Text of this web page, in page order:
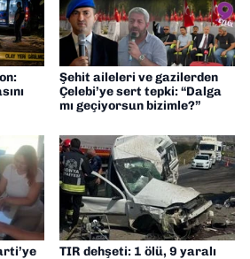
Şehit aileleri ve gazilerden
Çelebi’ye sert tepki: “Dalga
mı geçiyorsun bizimle?”
TIR dehşeti: 1 ölü, 9 yaralı